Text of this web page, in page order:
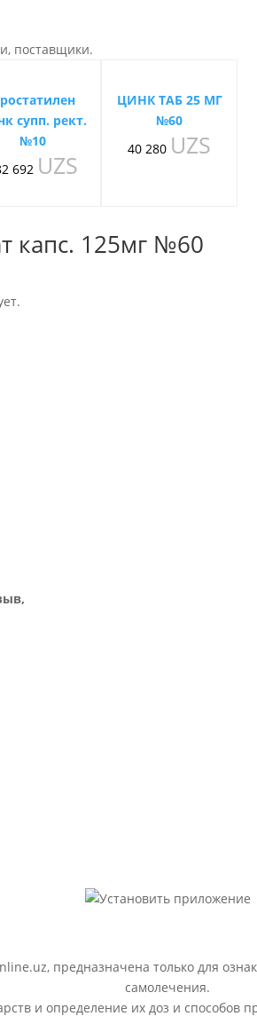
поставщики.
супп. рект.
№10
692 UZS
ЦИНК ТАБ 25 МГ
№60
40 280 UZS
капс. 125мг №60
предназначена только для
самолечения.
и определение их доз и способов